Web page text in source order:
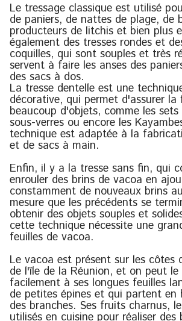
Le tressage classique est utilisé
de paniers, de nattes de plage, de
producteurs de litchis et bien plus
également des tresses rondes et
coquilles, qui sont souples et très
servent à faire les anses des
des sacs à dos.
La tresse dentelle est une
décorative, qui permet d'assurer
beaucoup d'objets, comme les
sous-verres ou encore les
technique est adaptée à la
et de sacs à main.
Enfin, il y a la tresse sans fin, qui
enrouler des brins de vacoa en
constamment de nouveaux brins
mesure que les précédents se
obtenir des objets souples et
cette technique nécessite une
feuilles de vacoa.
Le vacoa est présent sur les côtes
de l'île de la Réunion, et on peut
facilement à ses longues feuilles
de petites épines et qui partent en
des branches. Ses fruits charnus,
utilisés en cuisine pour réaliser des